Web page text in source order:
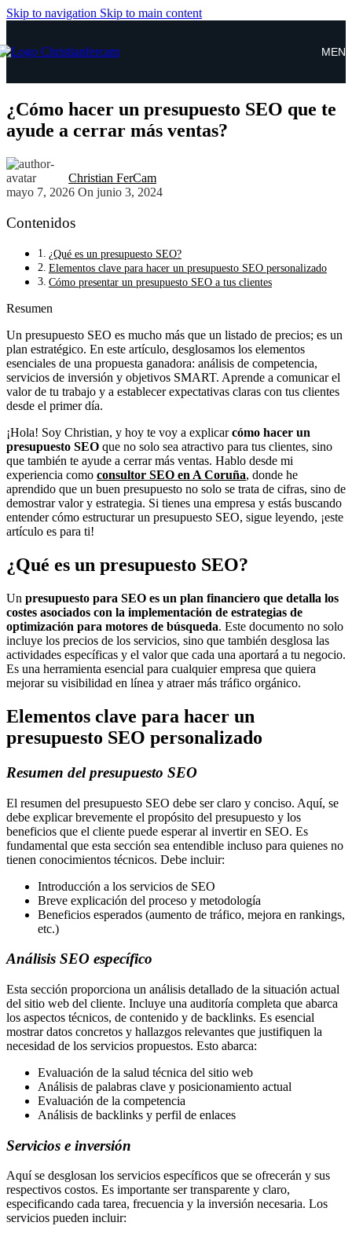
Skip to navigation Skip to main content
¿Cómo hacer un presupuesto SEO que te
ayude a cerrar más ventas?
Christian FerCam
mayo 7, 2026 On junio 3, 2024
Contenidos
¿Qué es un presupuesto SEO?
Elementos clave para hacer un presupuesto SEO personalizado
Cómo presentar un presupuesto SEO a tus clientes
Resumen
Un presupuesto SEO es mucho más que un listado de precios; es un
plan estratégico. En este artículo, desglosamos los elementos
esenciales de una propuesta ganadora: análisis de competencia,
servicios de inversión y objetivos SMART. Aprende a comunicar el
valor de tu trabajo y a establecer expectativas claras con tus clientes
desde el primer día.
¡Hola! Soy Christian, y hoy te voy a explicarcómo hacer un
presupuesto SEO que no solo sea atractivo para tus clientes, sino
que también te ayude a cerrar más ventas. Hablo desde mi
experiencia como consultor SEO en A Coruña, donde he
aprendido que un buen presupuesto no solo se trata de cifras, sino de
demostrar valor y estrategia. Si tienes una empresa y estás buscando
entender cómo estructurar un presupuesto SEO, sigue leyendo, ¡este
artículo es para ti!
¿Qué es un presupuesto SEO?
Un presupuesto para SEO es un plan financiero que detalla los
costes asociados con la implementación de estrategias de
optimización para motores de búsqueda. Este documento no solo
incluye los precios de los servicios, sino que también desglosa las
actividades específicas y el valor que cada una aportará a tu negocio.
Es una herramienta esencial para cualquier empresa que quiera
mejorar su visibilidad en línea y atraer más tráfico orgánico.
Elementos clave para hacer un
presupuesto SEO personalizado
Resumen del presupuesto SEO
El resumen del presupuesto SEO debe ser claro y conciso. Aquí, se
debe explicar brevemente el propósito del presupuesto y los
beneficios que el cliente puede esperar al invertir en SEO. Es
fundamental que esta sección sea entendible incluso para quienes no
tienen conocimientos técnicos. Debe incluir:
Introducción a los servicios de SEO
Breve explicación del proceso y metodología
Beneficios esperados (aumento de tráfico, mejora en rankings,
etc.)
Análisis SEO específico
Esta sección proporciona un análisis detallado de la situación actual
del sitio web del cliente. Incluye una auditoría completa que abarca
los aspectos técnicos, de contenido y de backlinks. Es esencial
mostrar datos concretos y hallazgos relevantes que justifiquen la
necesidad de los servicios propuestos. Esto abarca:
Evaluación de la salud técnica del sitio web
Análisis de palabras clave y posicionamiento actual
Evaluación de la competencia
Análisis de backlinks y perfil de enlaces
Servicios e inversión
Aquí se desglosan los servicios específicos que se ofrecerán y sus
respectivos costos. Es importante ser transparente y claro,
especificando cada tarea, frecuencia y la inversión necesaria. Los
servicios pueden incluir: